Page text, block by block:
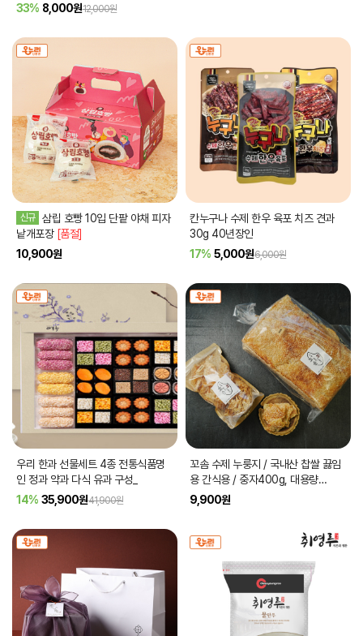
33% 8,000원12,000원
신규
삼립 호빵 10입 단팥 야채 피자
낱개포장 [품절]
10,900원
칸누구나 수제 한우 육포 치즈 견과
30g 40년장인
17% 5,000원6,000원
우리 한과 선물세트 4종 전통식품명
인 정과 약과 다식 유과 구성_
14% 35,900원41,900원
꼬솜 수제 누룽지 / 국내산 찹쌀 끓임
용 간식용 / 중자400g, 대용량
1040g
9,900원